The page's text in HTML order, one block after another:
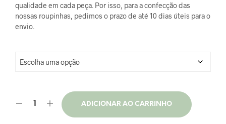
qualidade em cada peça. Por isso, para a confecção das
nossas roupinhas, pedimos o prazo de até 10 dias úteis para o
envio.
ADICIONAR AO CARRINHO